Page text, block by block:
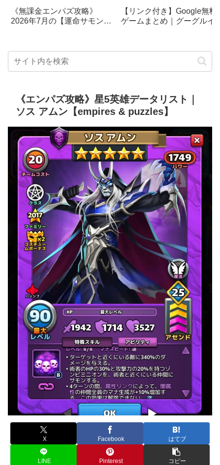
《無課金エンパズ攻略》
2026年7月の【運命サモン】
【リンク付き】Google無料
ゲームまとめ｜グーグルイ
クetc…
《エンパズ攻略》星5英雄データリスト｜
ソス アムン【empires & puzzles】
X Facebook はてブ
LINE Pinterest コピー